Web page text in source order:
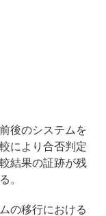
後のシステムを
により合否判定
結果の証跡が残
。
の移行における